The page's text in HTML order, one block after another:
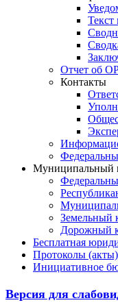
Отчет об
Контакты
Муниципальный
Земельный
Дорожный
Бесплатная
Протоколы
Инициативное
Версия для